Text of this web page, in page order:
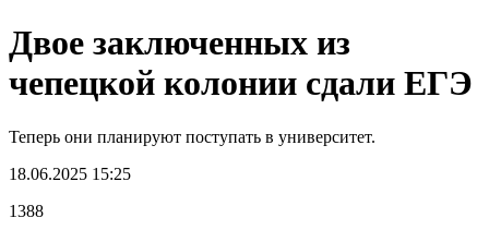
Двое заключенных из
чепецкой колонии сдали ЕГЭ
Теперь они планируют поступать в университет.
18.06.2025 15:25
1388